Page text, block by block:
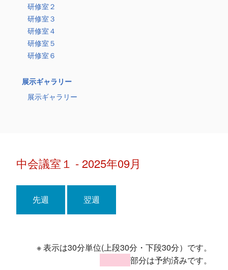
研修室２
研修室３
研修室４
研修室５
研修室６
展示ギャラリー
展示ギャラリー
中会議室１ - 2025年09月
先週 翌週
※ 表示は30分単位(上段30分・下段30分）です。
部分は予約済みです。